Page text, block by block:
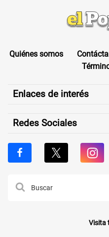
Quiénes somos
Enlaces de interés
Redes Sociales
Visita